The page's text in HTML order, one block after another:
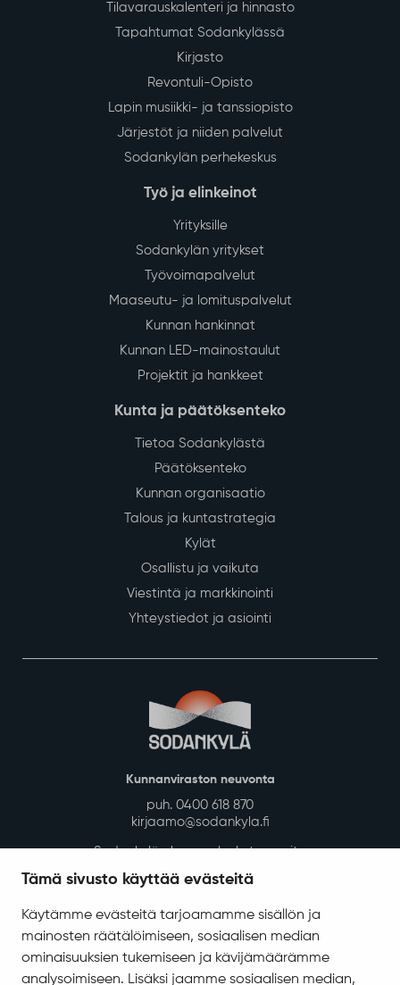
Tämä sivusto käyttää evästeitä
Käytämme evästeitä tarjoamamme sisällön ja
mainosten räätälöimiseen, sosiaalisen median
ominaisuuksien tukemiseen ja kävijämäärämme
analysoimiseen. Lisäksi jaamme sosiaalisen median,
Tilavarauskalenteri ja hinnasto
Tapahtumat Sodankylässä
Kirjasto
Revontuli-Opisto
Lapin musiikki- ja tanssiopisto
Järjestöt ja niiden palvelut
Sodankylän perhekeskus
Työ ja elinkeinot
Yrityksille
Sodankylän yritykset
Työvoimapalvelut
Maaseutu- ja lomituspalvelut
Kunnan hankinnat
Kunnan LED-mainostaulut
Projektit ja hankkeet
Kunta ja päätöksenteko
Tietoa Sodankylästä
Päätöksenteko
Kunnan organisaatio
Talous ja kuntastrategia
Kylät
Osallistu ja vaikuta
Viestintä ja markkinointi
Yhteystiedot ja asiointi
Kunnanviraston neuvonta
puh. 0400 618 870
kirjaamo@sodankyla.fi
Sodankylän kunnan laskutusosoite
Tietosuoja
Saavutettavuus
Asiakirjajulkisuuskuvaus
Evästeiden hallinta